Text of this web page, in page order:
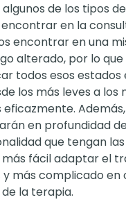
algunos de los tipos
en la
encontrar en una
alterado, por lo
todos esos estados
los más leves a los
en profundidad
que tengan
fácil adaptar el
y más complicado en
la terapia.